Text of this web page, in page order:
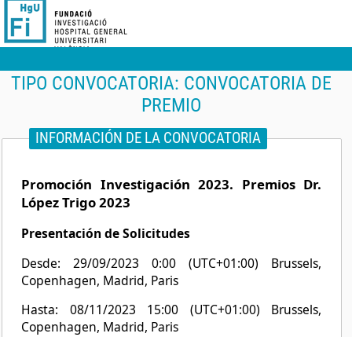
TIPO CONVOCATORIA: CONVOCATORIA DE
PREMIO
INFORMACIÓN DE LA CONVOCATORIA
Promoción Investigación 2023. Premios Dr.
López Trigo 2023
Presentación de Solicitudes
Desde: 29/09/2023 0:00 (UTC+01:00) Brussels,
Copenhagen, Madrid, Paris
Hasta: 08/11/2023 15:00 (UTC+01:00) Brussels,
Copenhagen, Madrid, Paris